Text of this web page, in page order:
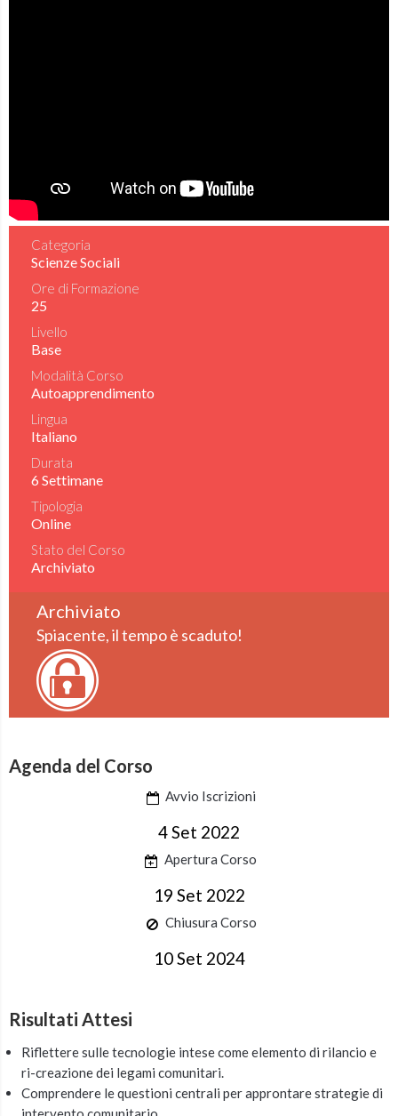
Categoria
Scienze Sociali
Ore di Formazione
25
Livello
Base
Modalità Corso
Autoapprendimento
Lingua
Italiano
Durata
6 Settimane
Tipologia
Online
Stato del Corso
Archiviato
Archiviato
Spiacente, il tempo è scaduto!
Agenda del Corso
Avvio Iscrizioni
4 Set 2022
Apertura Corso
19 Set 2022
Chiusura Corso
10 Set 2024
Risultati Attesi
Riflettere sulle tecnologie intese come elemento di rilancio e
ri-creazione dei legami comunitari.
Comprendere le questioni centrali per approntare strategie di